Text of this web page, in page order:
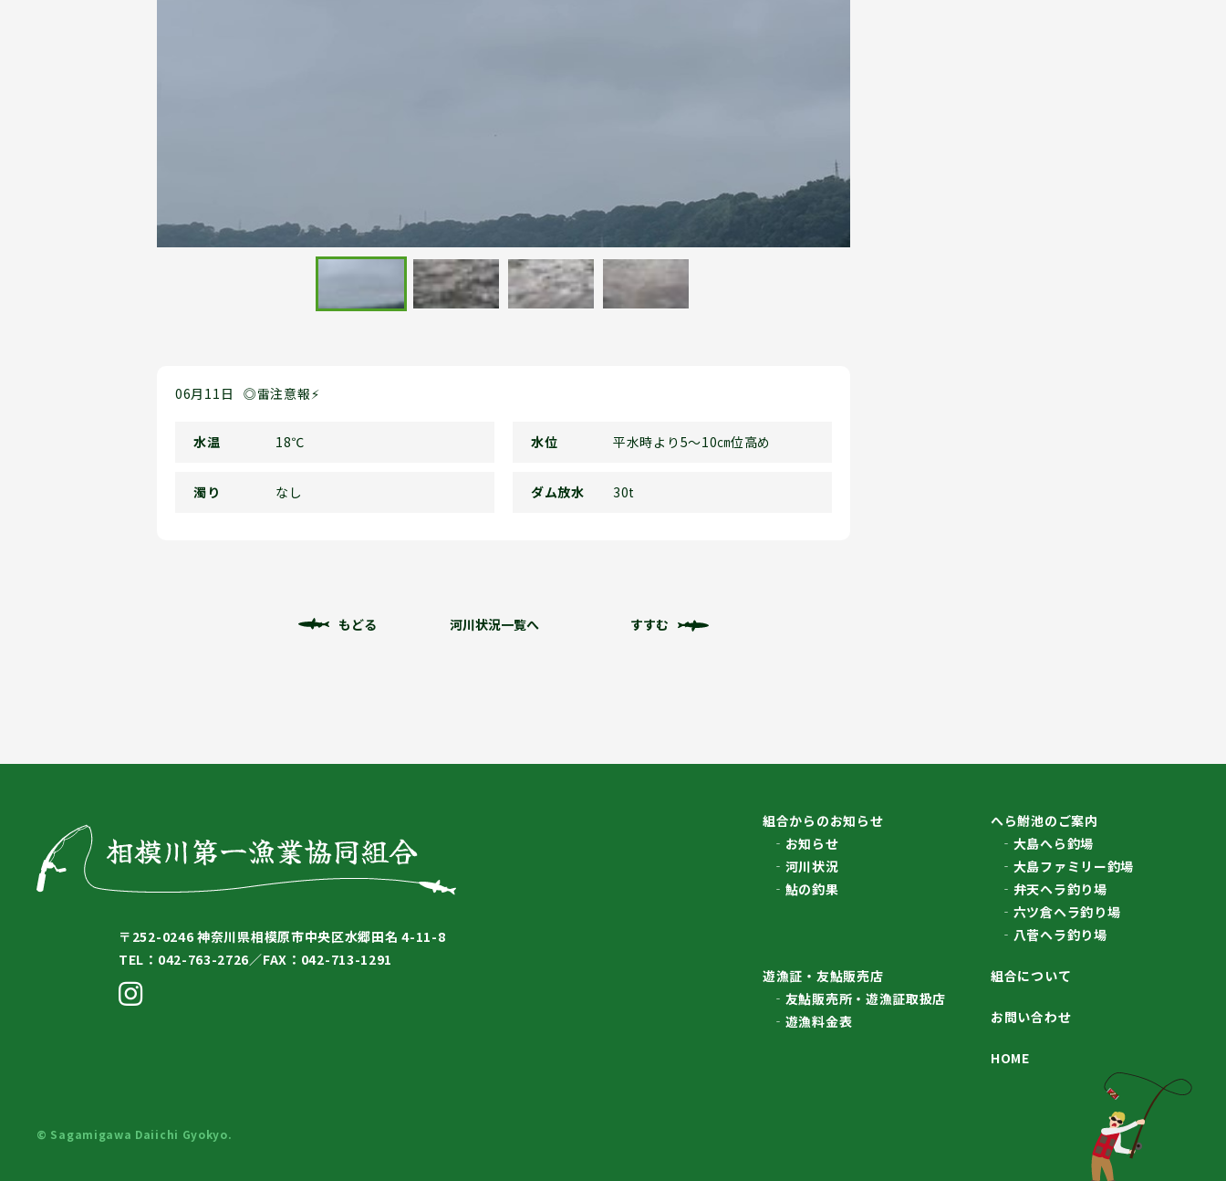
06月11日 ◎雷注意報⚡
水温 18℃ 水位 平水時より5～10㎝位高め
濁り なし ダム放水 30t
もどる 河川状況一覧へ すすむ
〒252-0246 神奈川県相模原市中央区水郷田名 4-11-8
TEL：042-763-2726／FAX：042-713-1291
組合からのお知らせ
お知らせ
河川状況
鮎の釣果
へら鮒池のご案内
大島へら釣場
大島ファミリー釣場
弁天ヘラ釣り場
六ツ倉ヘラ釣り場
八菅ヘラ釣り場
遊漁証・友鮎販売店
友鮎販売所・遊漁証取扱店
遊漁料金表
組合について
お問い合わせ
HOME
© Sagamigawa Daiichi Gyokyo.